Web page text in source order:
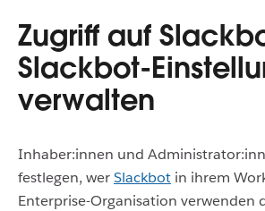
Zugriff auf
Slackbot-
verwalten
Inhaber:innen und
festlegen, werSlackbot in ihrem
Enterprise-Organisation verwenden